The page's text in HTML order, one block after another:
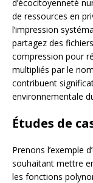
d’écocitoyenneté
de ressources en
l’impression
partagez des
compression pour
multipliés par le
contribuent
environnementale
Études de
Prenons l’exemple
souhaitant mettre
les fonctions